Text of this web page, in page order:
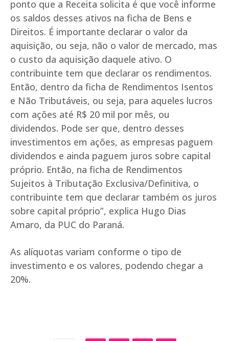
ponto que a Receita solicita é que você informe
os saldos desses ativos na ficha de Bens e
Direitos. É importante declarar o valor da
aquisição, ou seja, não o valor de mercado, mas
o custo da aquisição daquele ativo. O
contribuinte tem que declarar os rendimentos.
Então, dentro da ficha de Rendimentos Isentos
e Não Tributáveis, ou seja, para aqueles lucros
com ações até R$ 20 mil por mês, ou
dividendos. Pode ser que, dentro desses
investimentos em ações, as empresas paguem
dividendos e ainda paguem juros sobre capital
próprio. Então, na ficha de Rendimentos
Sujeitos à Tributação Exclusiva/Definitiva, o
contribuinte tem que declarar também os juros
sobre capital próprio”, explica Hugo Dias
Amaro, da PUC do Paraná.
As alíquotas variam conforme o tipo de
investimento e os valores, podendo chegar a
20%.